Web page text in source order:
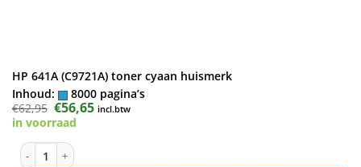
HP 641A (C9721A) toner cyaan huismerk
Inhoud:
8000 pagina’s
€62,95 Oorspronkelijke
prijs
was:
€56,65Huidige
prijs
incl.btw
in voorraad
HP 641A (C9721A) toner cyaan huismerk aantal